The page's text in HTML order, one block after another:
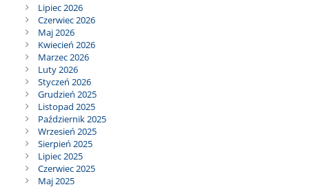
Lipiec 2026
Czerwiec 2026
Maj 2026
Kwiecień 2026
Marzec 2026
Luty 2026
Styczeń 2026
Grudzień 2025
Listopad 2025
Październik 2025
Wrzesień 2025
Sierpień 2025
Lipiec 2025
Czerwiec 2025
Maj 2025